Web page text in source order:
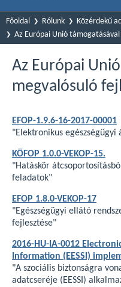
Főoldal Rólunk Közérdekű
Az Európai Unió
Az Európai
megvalósuló
EFOP-1.9.6-16-2017-00001
"Elektronikus egészségügyi
KÖFOP 1.0.0-VEKOP-15.
"Hatáskör
feladatok"
EFOP 1.8.0-VEKOP-17
"Egészségügyi ellátó
fejlesztése"
2016-HU-IA-0012
Information (EESSI)
"A szociális biztonságra
adatcseréje (EESSI)